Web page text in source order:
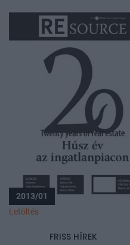
2013/01
Letöltés
FRISS HÍREK